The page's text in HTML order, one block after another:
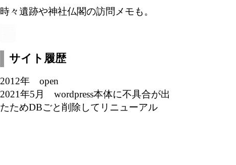
時々遺跡や神社仏閣の訪問メモも。
サイト履歴
2012年 open
2021年5月 wordpress本体に不具合が出
たためDBごと削除してリニューアル